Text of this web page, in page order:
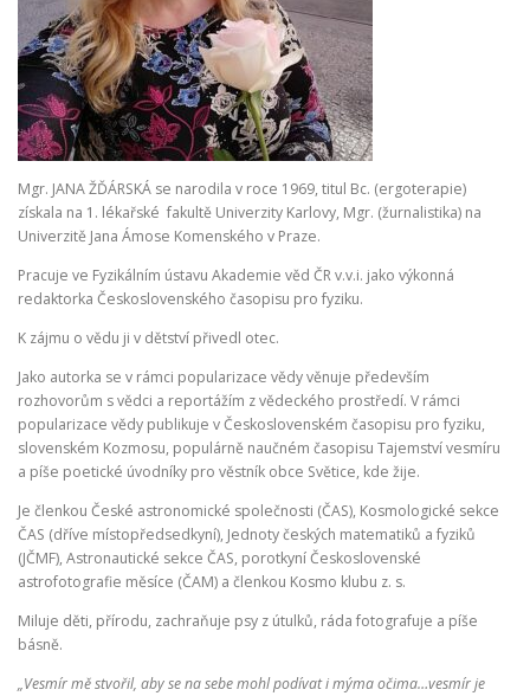
Mgr. JANA ŽĎÁRSKÁ se narodila v roce 1969, titul Bc. (ergoterapie)
získala na 1. lékařské fakultě Univerzity Karlovy, Mgr. (žurnalistika) na
Univerzitě Jana Ámose Komenského v Praze.
Pracuje ve Fyzikálním ústavu Akademie věd ČR v.v.i. jako výkonná
redaktorka Československého časopisu pro fyziku.
K zájmu o vědu ji v dětství přivedl otec.
Jako autorka se v rámci popularizace vědy věnuje především
rozhovorům s vědci a reportážím z vědeckého prostředí. V rámci
popularizace vědy publikuje v Československém časopisu pro fyziku,
slovenském Kozmosu, populárně naučném časopisu Tajemství vesmíru
a píše poetické úvodníky pro věstník obce Světice, kde žije.
Je členkou České astronomické společnosti (ČAS), Kosmologické sekce
ČAS (dříve místopředsedkyní), Jednoty českých matematiků a fyziků
(JČMF), Astronautické sekce ČAS, porotkyní Československé
astrofotografie měsíce (ČAM) a členkou Kosmo klubu z. s.
Miluje děti, přírodu, zachraňuje psy z útulků, ráda fotografuje a píše
básně.
„Vesmír mě stvořil, aby se na sebe mohl podívat i mýma očima…vesmír je